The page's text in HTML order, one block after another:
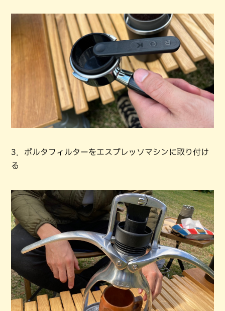
3．ポルタフィルターをエスプレッソマシンに取り付け
る